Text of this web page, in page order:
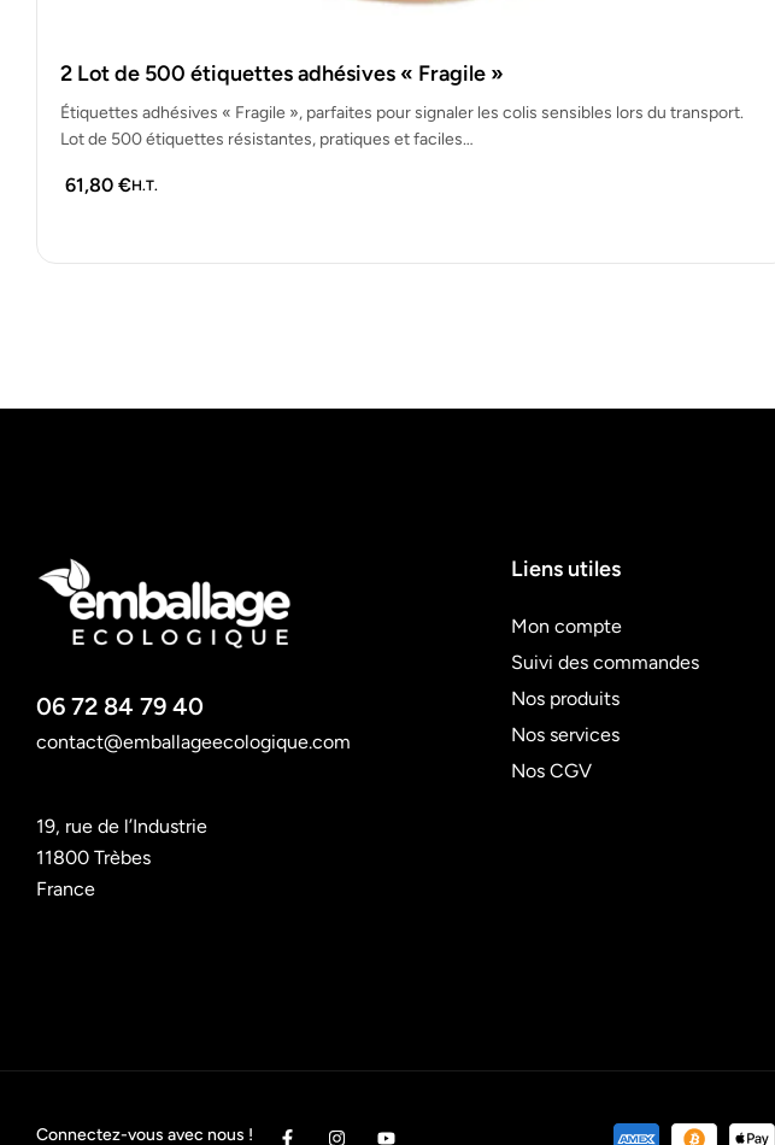
2 Lot de 500 étiquettes adhésives « Fragile »
Étiquettes adhésives « Fragile », parfaites pour signaler les colis sensibles lors du transport.
Lot de 500 étiquettes résistantes, pratiques et faciles…
61,80 €H.T.
06 72 84 79 40
contact@emballageecologique.com
19, rue de l’Industrie
11800 Trèbes
France
Liens utiles
Mon compte
Suivi des commandes
Nos produits
Nos services
Nos CGV
Connectez-vous avec nous !